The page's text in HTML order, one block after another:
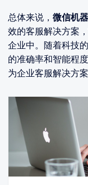
总体来说， 微信机
效的客服解决方案
企业中。随着科技
的准确率和智能程
为企业客服解决方